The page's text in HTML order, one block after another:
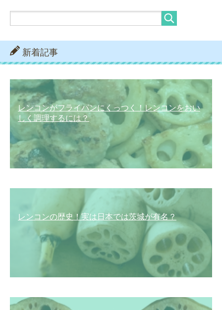
新着記事
レンコンがフライパンにくっつく！レンコンをおい
しく調理するには？
レンコンの歴史！実は日本では茨城が有名？